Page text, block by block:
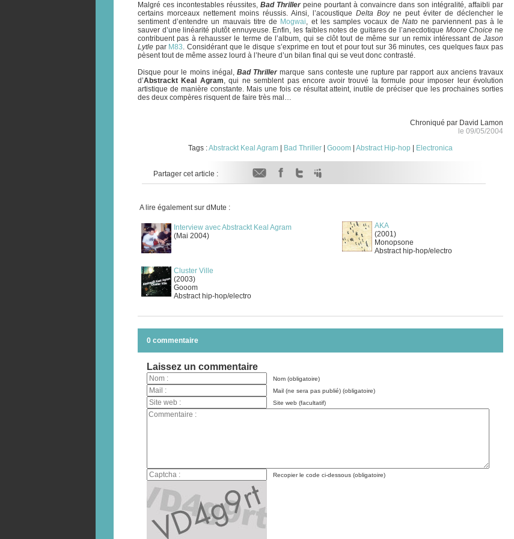
Malgré ces incontestables réussites, Bad Thrillerpeine pourtant à convaincre dans son intégralité, affaibli par
certains morceaux nettement moins réussis. Ainsi, l’acoustique Delta Boyne peut éviter de déclencher le
sentiment d’entendre un mauvais titre de Mogwai, et les samples vocaux de Natone parviennent pas à le
sauver d’une linéarité plutôt ennuyeuse. Enfin, les faibles notes de guitares de l’anecdotique Moore Choice ne
contribuent pas à rehausser le terme de l’album, qui se clôt tout de même sur un remix intéressant de Jason
Lytle par M83. Considérant que le disque s’exprime en tout et pour tout sur 36 minutes, ces quelques faux pas
pèsent tout de même assez lourd à l’heure d’un bilan final qui se veut donc contrasté.
Disque pour le moins inégal, Bad Thrillermarque sans conteste une rupture par rapport aux anciens travaux
d’Abstrackt Keal Agram, qui ne semblent pas encore avoir trouvé la formule pour imposer leur évolution
artistique de manière constante. Mais une fois ce résultat atteint, inutile de préciser que les prochaines sorties
des deux compères risquent de faire très mal…
Chroniqué par David Lamon
le 09/05/2004
Tags :Abstrackt Keal Agram Bad Thriller Gooom Abstract Hip-hop Electronica
Partager cet article :
A lire également sur dMute :
Interview avec Abstrackt Keal Agram
(Mai 2004)
AKA
(2001)
Monopsone
Abstract hip-hop/electro
Cluster Ville
(2003)
Gooom
Abstract hip-hop/electro
0 commentaire
Laissez un commentaire
Nom (obligatoire)
Mail (ne sera pas publié) (obligatoire)
Site web (facultatif)
Recopier le code ci-dessous (obligatoire)